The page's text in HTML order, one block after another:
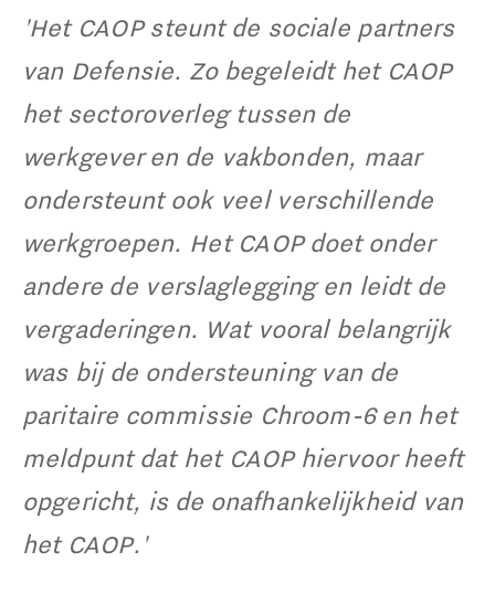
'Het CAOP steunt de sociale partners
van Defensie. Zo begeleidt het CAOP
het sectoroverleg tussen de
werkgever en de vakbonden, maar
ondersteunt ook veel verschillende
werkgroepen. Het CAOP doet onder
andere de verslaglegging en leidt de
vergaderingen. Wat vooral belangrijk
was bij de ondersteuning van de
paritaire commissie Chroom-6 en het
meldpunt dat het CAOP hiervoor heeft
opgericht, is de onafhankelijkheid van
het CAOP.'